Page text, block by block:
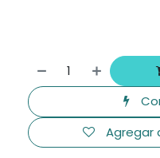
Agregar